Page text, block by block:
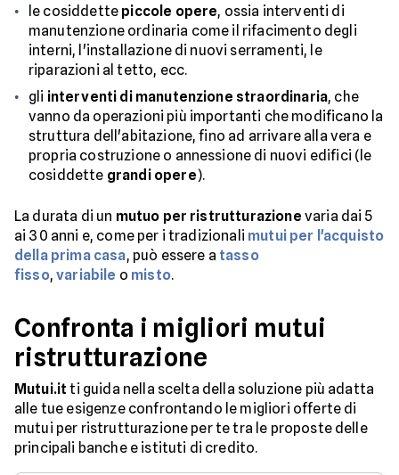
le cosiddette piccole opere, ossia interventi di
manutenzione ordinaria come il rifacimento degli
interni, l'installazione di nuovi serramenti, le
riparazioni al tetto, ecc.
gli interventi di manutenzione straordinaria, che
vanno da operazioni più importanti che modificano la
struttura dell'abitazione, fino ad arrivare alla vera e
propria costruzione o annessione di nuovi edifici (le
cosiddette grandi opere).
La durata di un mutuo per ristrutturazione varia dai 5
ai 30 anni e, come per i tradizionali mutui per l'acquisto
della prima casa, può essere a tasso
fisso,variabile o misto.
Confronta i migliori mutui
ristrutturazione
Mutui.it ti guida nella scelta della soluzione più adatta
alle tue esigenze confrontando le migliori offerte di
mutui per ristrutturazione per te tra le proposte delle
principali banche e istituti di credito.